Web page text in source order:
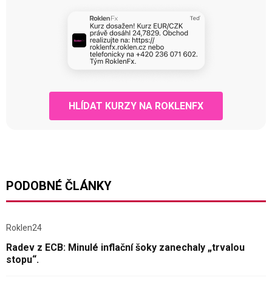
HLÍDAT KURZY NA ROKLENFX
PODOBNÉ ČLÁNKY
Roklen24
Radev z ECB: Minulé inflační šoky zanechaly „trvalou
stopu“.